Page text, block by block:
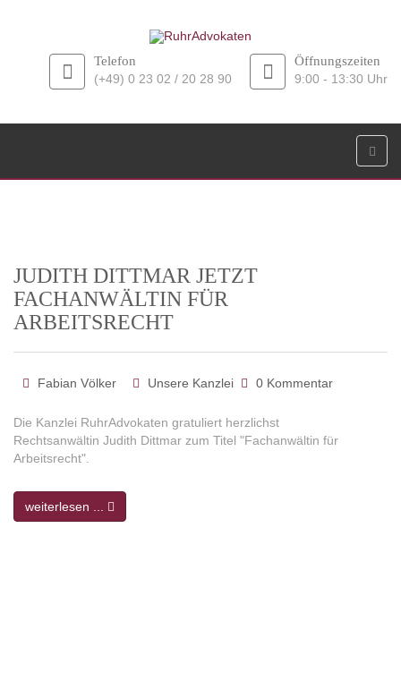
Telefon
(+49) 0 23 02 / 20 28 90
Öffnungszeiten
9:00 - 13:30 Uhr
JUDITH DITTMAR JETZT
FACHANWÄLTIN FÜR
ARBEITSRECHT
Fabian Völker Unsere Kanzlei 0 Kommentar
Die Kanzlei RuhrAdvokaten gratuliert herzlichst
Rechtsanwältin Judith Dittmar zum Titel "Fachanwältin für
Arbeitsrecht".
weiterlesen ...